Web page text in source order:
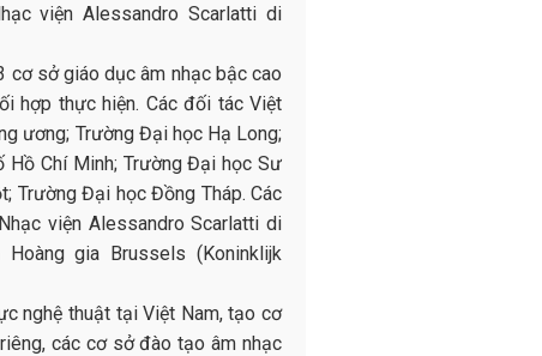
viện Alessandro Scarlatti di
cơ sở giáo dục âm nhạc bậc cao
hợp thực hiện. Các đối tác Việt
ương; Trường Đại học Hạ Long;
Hồ Chí Minh; Trường Đại học Sư
Trường Đại học Đồng Tháp. Các
viện Alessandro Scarlatti di
gia Brussels (Koninklijk
nghệ thuật tại Việt Nam, tạo cơ
các cơ sở đào tạo âm nhạc